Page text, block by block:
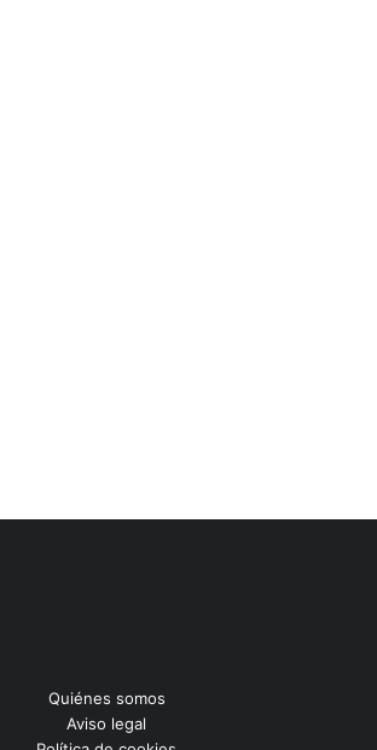
Quiénes somos
Aviso legal